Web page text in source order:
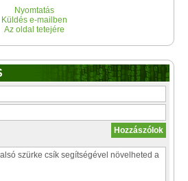
Nyomtatás
Küldés e-mailben
Az oldal tetejére